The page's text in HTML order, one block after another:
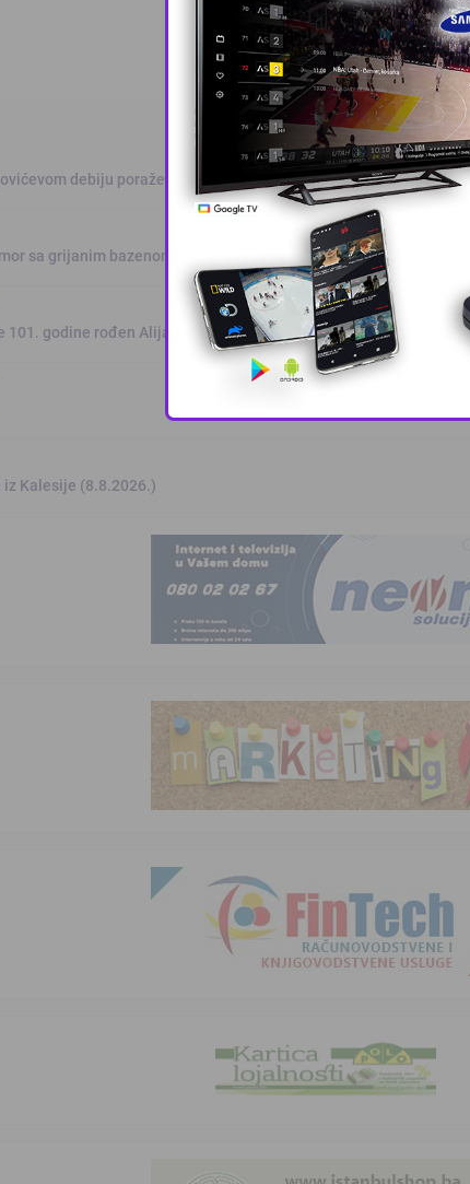
debiju poražen od Intera, Zmaj učestvov …
sa grijanim bazenom
101. godine rođen Alija Izetbegović, lider ko …
Kalesije (8.8.2026.)